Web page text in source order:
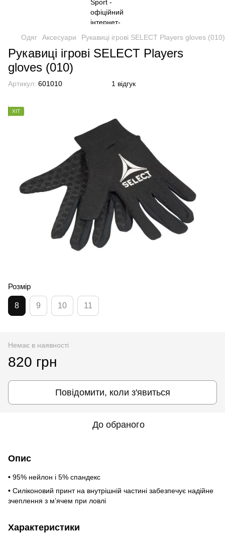
Одяг Аксесуари Рукавиці ігрові SELECT Players gloves (010)
Рукавиці ігрові SELECT Players
gloves (010)
Артикул: 601010 1 відгук
ХІТ
Розмір
8 9 10 11
Немає в наявності
820 грн
Повідомити, коли з'явиться
До обраного
Опис
• 95% нейлон і 5% спандекс
• Силіконовий принт на внутрішній частині забезпечує надійне
зчеплення з м’ячем при ловлі
Характеристики